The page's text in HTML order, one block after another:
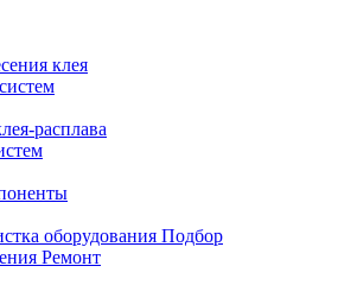
клея
расплава
оборудования Подбор
Ремонт